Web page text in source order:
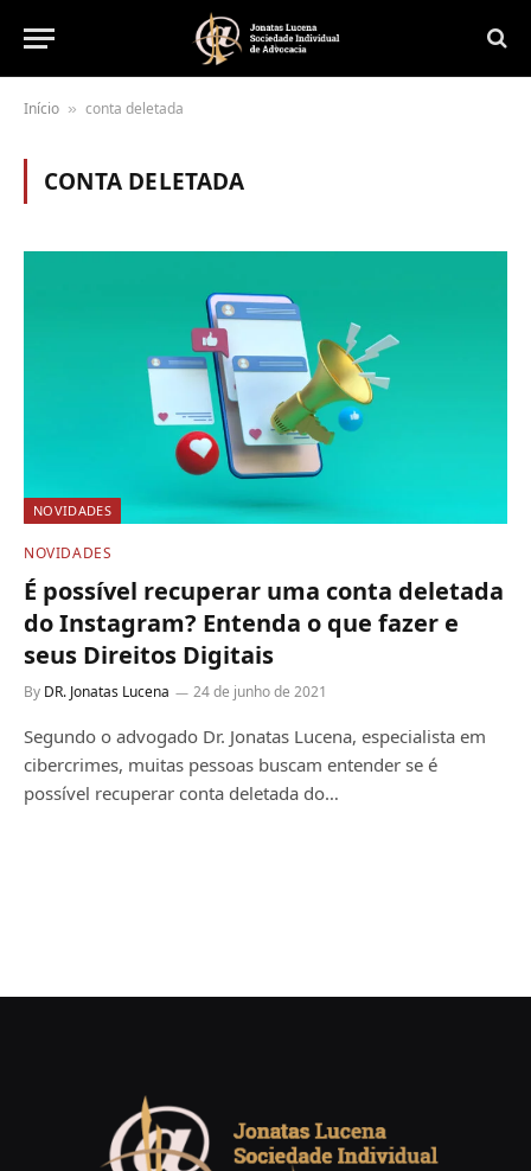
Início » conta deletada
CONTA DELETADA
NOVIDADES
NOVIDADES
É possível recuperar uma conta deletada
do Instagram? Entenda o que fazer e
seus Direitos Digitais
By DR. Jonatas Lucena 24 de junho de 2021
Segundo o advogado Dr. Jonatas Lucena, especialista em
cibercrimes, muitas pessoas buscam entender se é
possível recuperar conta deletada do…